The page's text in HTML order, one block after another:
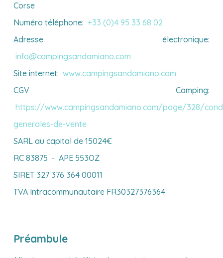
Corse
Numéro téléphone: +33 (0)4 95 33 68 02
Adresse électronique:
info@campingsandamiano.com
Site internet: www.campingsandamiano.com
CGV Camping:
https://www.campingsandamiano.com/page/328/
generales-de-vente
SARL au capital de 15024€
RC 83875 - APE 553OZ
SIRET 327 376 364 00011
TVA Intracommunautaire FR30327376364
Préambule